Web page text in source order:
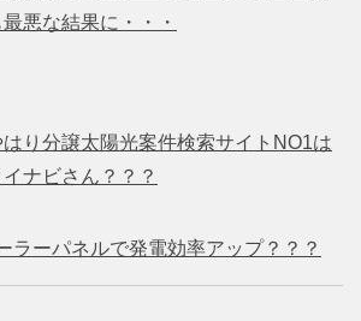
最悪な結果に・・・
はり分譲太陽光案件検索サイトNO1は
イナビさん？？？
ラーパネルで発電効率アップ？？？